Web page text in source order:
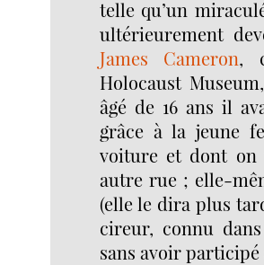
telle qu’un
ultérieurement
James Cameron,
Holocaust
âgé de 16 ans il
grâce à la jeune
voiture et dont on
autre rue ; elle-
(elle le dira plus
cireur, connu
sans avoir participé